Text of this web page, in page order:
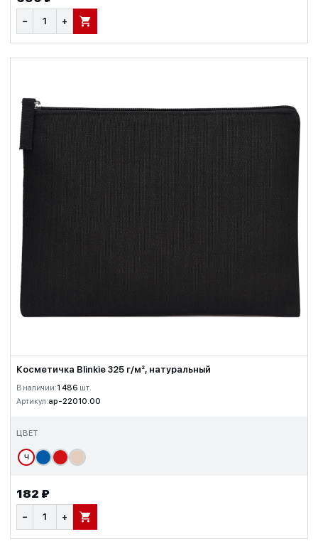
− + В КОРЗИНУ
Косметичка Blinkie 325 г/м², натуральный
В наличии:1 486 шт.
Артикул:ap-22010.00
ЦВЕТ
Ч
182 ₽
− + В КОРЗИНУ